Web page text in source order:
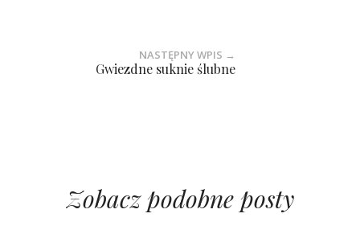
NASTĘPNY WPIS →
Gwiezdne suknie ślubne
Zobacz podobne posty